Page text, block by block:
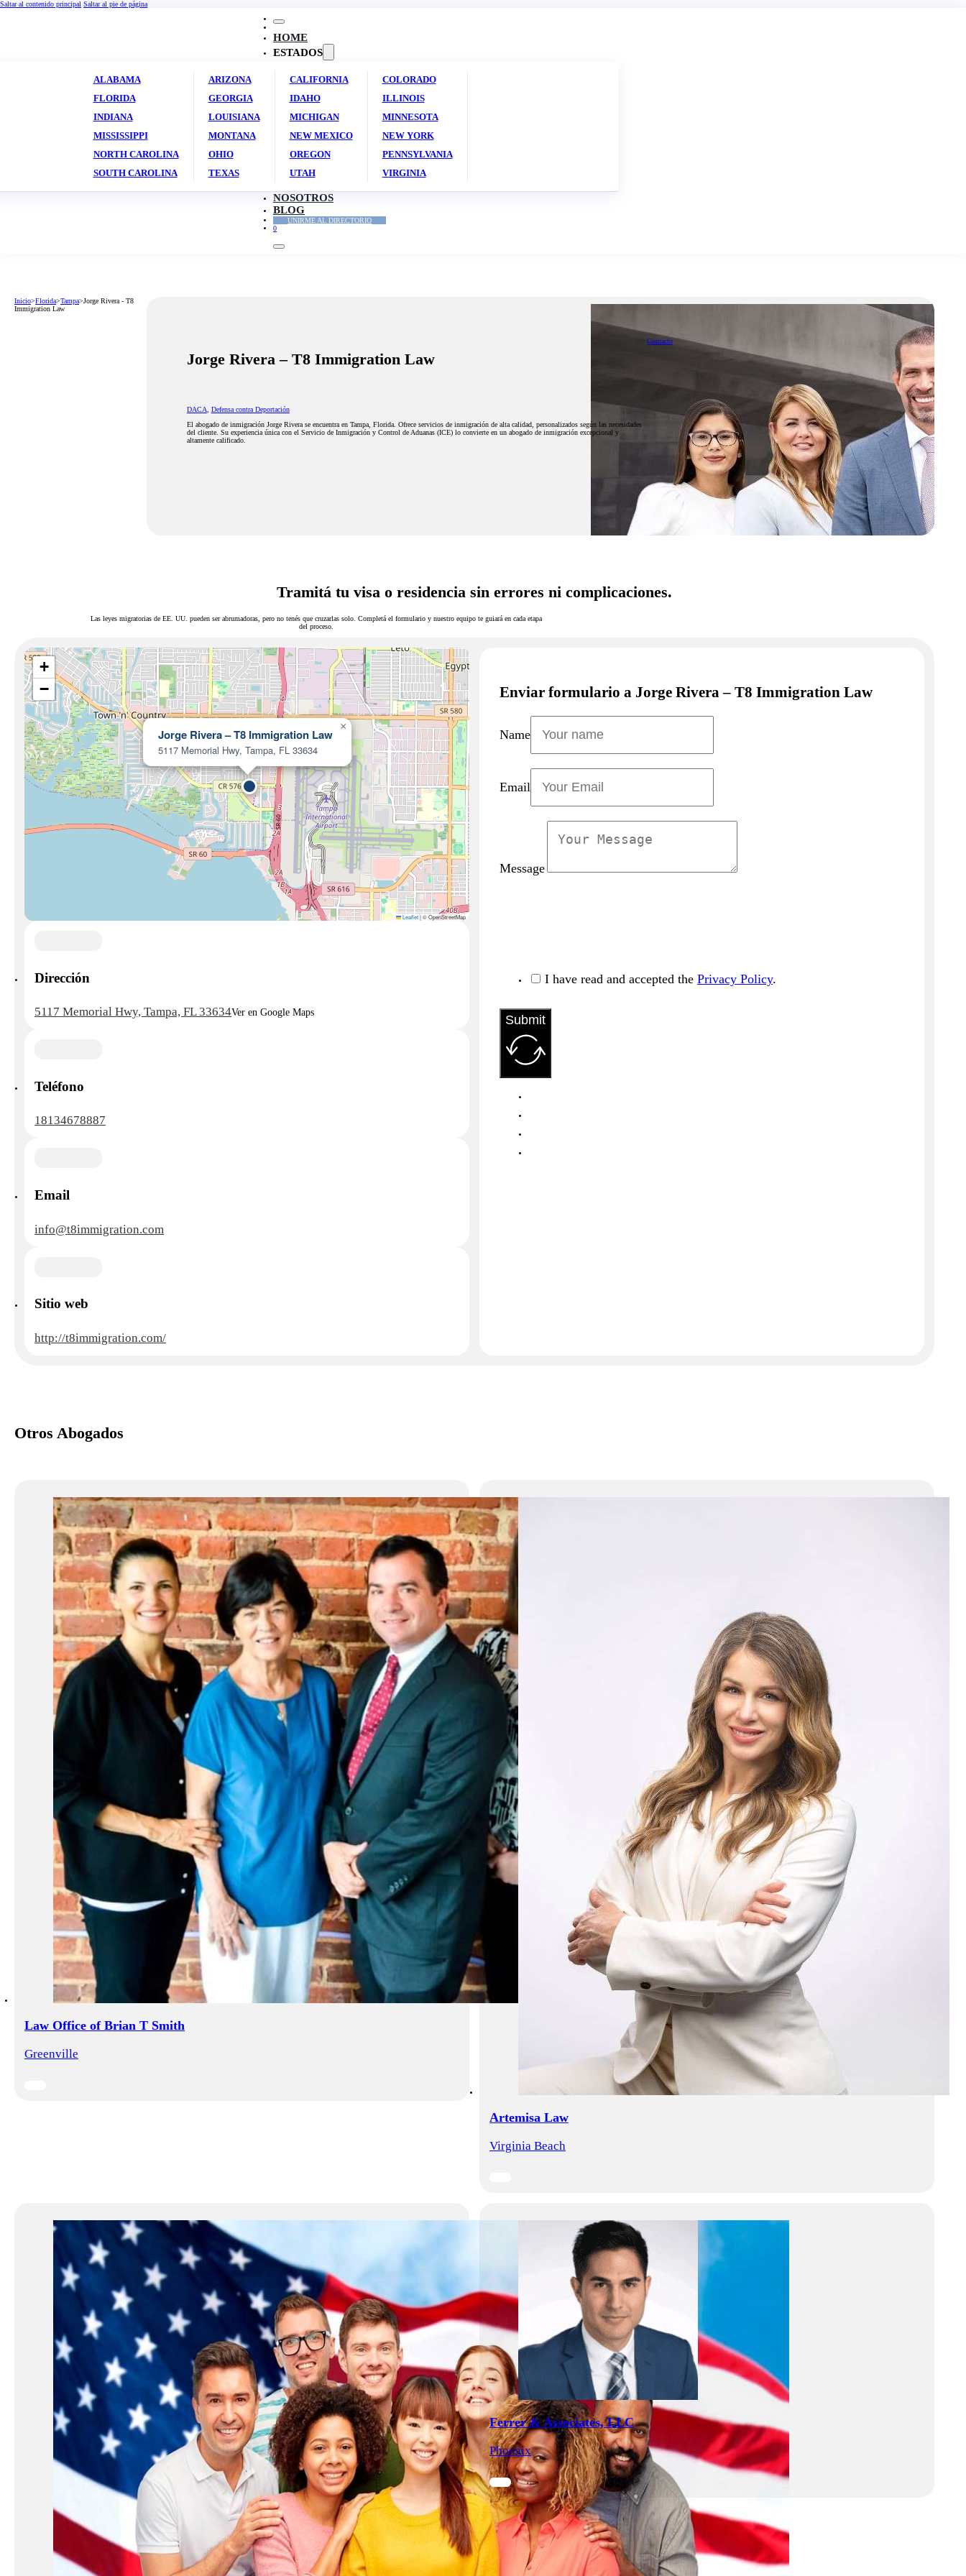
Saltar al contenido principal Saltar al pie de página
HOME
ESTADOS
ALABAMA ARIZONA CALIFORNIA
COLORADO
FLORIDA
GEORGIA IDAHO
ILLINOIS
INDIANA
LOUISIANA MICHIGAN
MINNESOTA
MISSISSIPPI
MONTANA NEW MEXICO
NEW YORK
NORTH CAROLINA
OHIO OREGON
PENNSYLVANIA
SOUTH CAROLINA
TEXAS UTAH VIRGINIA
NOSOTROS
BLOG
UNIRME AL DIRECTORIO
0
Inicio>Florida>Tampa>Jorge Rivera - T8
Immigration Law
Jorge Rivera – T8 Immigration Law
DACA, Defensa contra Deportación
El abogado de inmigración Jorge Rivera se encuentra en Tampa, Florida. Ofrece servicios de inmigración de alta calidad, personalizados según las necesidades
del cliente. Su experiencia única con el Servicio de Inmigración y Control de Aduanas (ICE) lo convierte en un abogado de inmigración excepcional y
altamente calificado.
Contacto
Tramitá tu visa o residencia sin errores ni complicaciones.
Las leyes migratorias de EE. UU. pueden ser abrumadoras, pero no tenés que cruzarlas solo. Completá el formulario y nuestro equipo te guiará en cada etapa
del proceso.
Jorge Rivera – T8 Immigration Law
5117 Memorial Hwy, Tampa, FL 33634
×
+
−
Leaflet|© OpenStreetMap
Dirección
5117 Memorial Hwy, Tampa, FL 33634Ver en Google Maps
Teléfono
18134678887
Email
info@t8immigration.com
Sitio web
http://t8immigration.com/
Enviar formulario a Jorge Rivera – T8 Immigration Law
Name
Email
Message
I have read and accepted the Privacy Policy.
Submit
Otros Abogados
Law Office of Brian T Smith
Greenville
Artemisa Law
Virginia Beach
Ferrer & Associates, LLC
Phoenix